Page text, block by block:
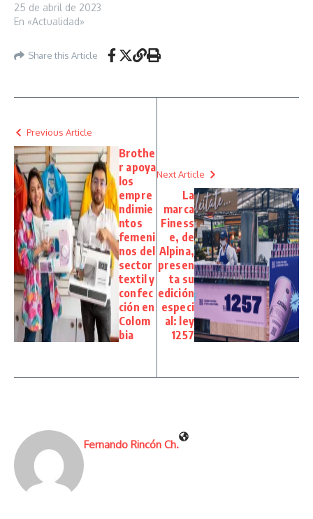
25 de abril de 2023
En «Actualidad»
Share this Article
Previous Article
Brothe
r apoya
los
empre
ndimie
ntos
femeni
nos del
sector
textil y
confec
ción en
Colom
bia
Next Article
La
marca
Finess
e, de
Alpina,
presen
ta su
edición
especi
al: ley
1257
Fernando Rincón Ch.